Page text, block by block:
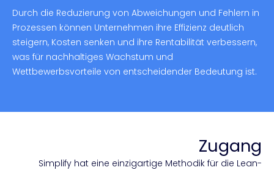
Durch die Reduzierung von Abweichungen und Fehlern in
Prozessen können Unternehmen ihre Effizienz deutlich
steigern, Kosten senken und ihre Rentabilität verbessern,
was für nachhaltiges Wachstum und
Wettbewerbsvorteile von entscheidender Bedeutung ist.
Zugang
Simplify hat eine einzigartige Methodik für die Lean-